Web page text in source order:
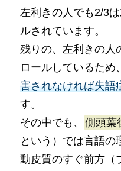
左利きの人でも2/3
ルされています。
残りの、左利きの人
ロールしているため
害されなければ失語
す。
その中でも、 側頭葉
という）では言語の
動皮質のすぐ前方（